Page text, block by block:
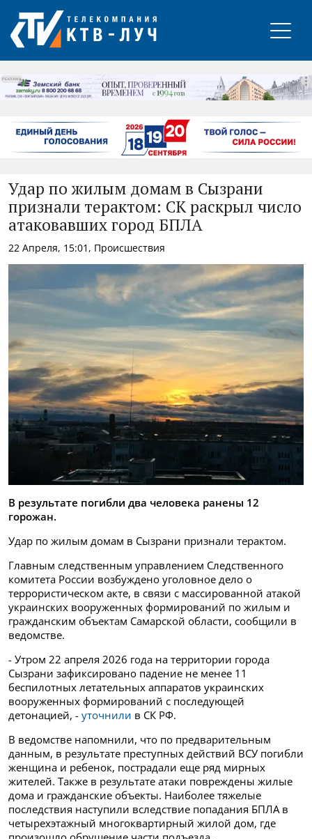
РЕКЛАМА
Удар по жилым домам в Сызрани
признали терактом: СК раскрыл число
атаковавших город БПЛА
22 Апреля, 15:01, Происшествия
В результате погибли два человека ранены 12
горожан.
Удар по жилым домам в Сызрани признали терактом.
Главным следственным управлением Следственного
комитета России возбуждено уголовное дело о
террористическом акте, в связи с массированной атакой
украинских вооруженных формирований по жилым и
гражданским объектам Самарской области, сообщили в
ведомстве.
- Утром 22 апреля 2026 года на территории города
Сызрани зафиксировано падение не менее 11
беспилотных летательных аппаратов украинских
вооруженных формирований с последующей
детонацией, - уточнили в СК РФ.
В ведомстве напомнили, что по предварительным
данным, в результате преступных действий ВСУ погибли
женщина и ребенок, пострадали еще ряд мирных
жителей. Также в результате атаки повреждены жилые
дома и гражданские объекты. Наиболее тяжелые
последствия наступили вследствие попадания БПЛА в
четырехэтажный многоквартирный жилой дом, где